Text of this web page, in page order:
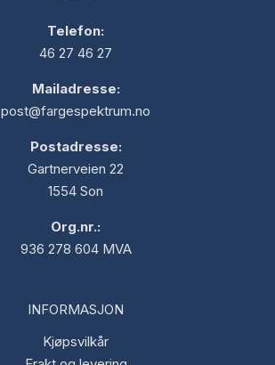
Telefon:
46 27 46 27
Mailadresse:
post@fargespektrum.no
Postadresse:
Gartnerveien 22
1554 Son
Org.nr.:
936 278 604 MVA
INFORMASJON
Kjøpsvilkår